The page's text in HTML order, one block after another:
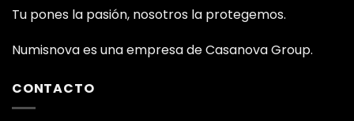
Tu pones la pasión, nosotros la protegemos.
Numisnova es una empresa de Casanova Group.
CONTACTO